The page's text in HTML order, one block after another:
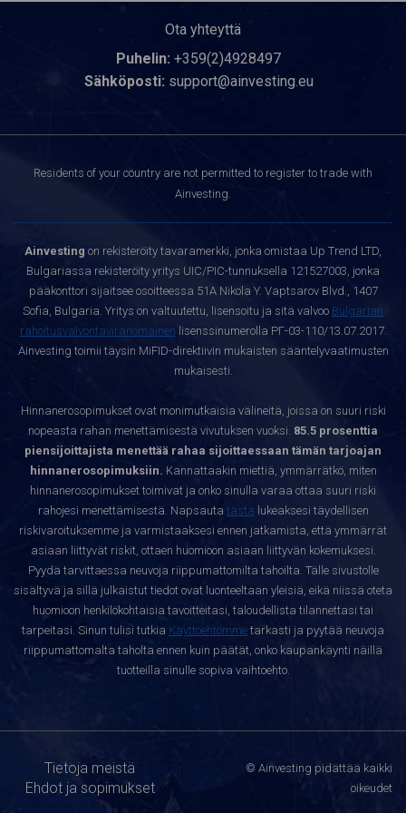
Ota yhteyttä
Puhelin: +359(2)4928497
Sähköposti: support@ainvesting.eu
Residents of your country are not permitted to register to trade with
Ainvesting.
Ainvesting on rekisteröity tavaramerkki, jonka omistaa Up Trend LTD,
Bulgariassa rekisteröity yritys UIC/PIC-tunnuksella 121527003, jonka
pääkonttori sijaitsee osoitteessa 51A Nikola Y. Vaptsarov Blvd., 1407
Sofia, Bulgaria. Yritys on valtuutettu, lisensoitu ja sitä valvoo Bulgarian
rahoitusvalvontaviranomainen lisenssinumerolla РГ-03-110/13.07.2017.
Ainvesting toimii täysin MiFID-direktiivin mukaisten sääntelyvaatimusten
mukaisesti.
Hinnanerosopimukset ovat monimutkaisia välineitä, joissa on suuri riski
nopeasta rahan menettämisestä vivutuksen vuoksi. 85.5 prosenttia
piensijoittajista menettää rahaa sijoittaessaan tämän tarjoajan
hinnanerosopimuksiin. Kannattaakin miettiä, ymmärrätkö, miten
hinnanerosopimukset toimivat ja onko sinulla varaa ottaa suuri riski
rahojesi menettämisestä. Napsauta tästä lukeaksesi täydellisen
riskivaroituksemme ja varmistaaksesi ennen jatkamista, että ymmärrät
asiaan liittyvät riskit, ottaen huomioon asiaan liittyvän kokemuksesi.
Pyydä tarvittaessa neuvoja riippumattomilta tahoilta. Tälle sivustolle
sisältyvä ja sillä julkaistut tiedot ovat luonteeltaan yleisiä, eikä niissä oteta
huomioon henkilökohtaisia tavoitteitasi, taloudellista tilannettasi tai
tarpeitasi. Sinun tulisi tutkia Käyttöehtomme tarkasti ja pyytää neuvoja
riippumattomalta taholta ennen kuin päätät, onko kaupankäynti näillä
tuotteilla sinulle sopiva vaihtoehto.
Tietoja meistä
Ehdot ja sopimukset
© Ainvesting pidättää kaikki
oikeudet